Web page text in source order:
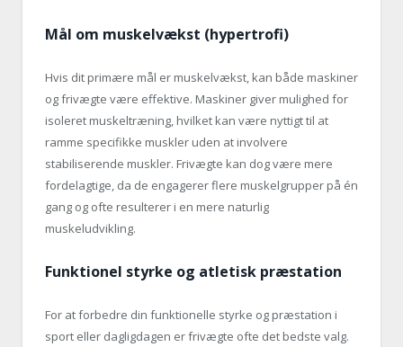
Mål om muskelvækst (hypertrofi)
Hvis dit primære mål er muskelvækst, kan både maskiner
og frivægte være effektive. Maskiner giver mulighed for
isoleret muskeltræning, hvilket kan være nyttigt til at
ramme specifikke muskler uden at involvere
stabiliserende muskler. Frivægte kan dog være mere
fordelagtige, da de engagerer flere muskelgrupper på én
gang og ofte resulterer i en mere naturlig
muskeludvikling.
Funktionel styrke og atletisk præstation
For at forbedre din funktionelle styrke og præstation i
sport eller dagligdagen er frivægte ofte det bedste valg.